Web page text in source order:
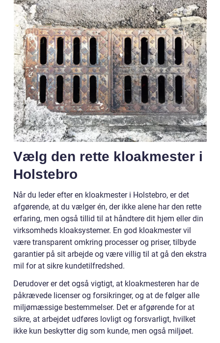
Vælg den rette kloakmester i
Holstebro
Når du leder efter en kloakmester i Holstebro, er det
afgørende, at du vælger én, der ikke alene har den rette
erfaring, men også tillid til at håndtere dit hjem eller din
virksomheds kloaksystemer. En god kloakmester vil
være transparent omkring processer og priser, tilbyde
garantier på sit arbejde og være villig til at gå den ekstra
mil for at sikre kundetilfredshed.
Derudover er det også vigtigt, at kloakmesteren har de
påkrævede licenser og forsikringer, og at de følger alle
miljømæssige bestemmelser. Det er afgørende for at
sikre, at arbejdet udføres lovligt og forsvarligt, hvilket
ikke kun beskytter dig som kunde, men også miljøet.